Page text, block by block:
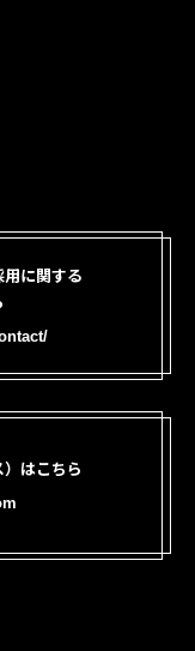
用に関する
はこちら